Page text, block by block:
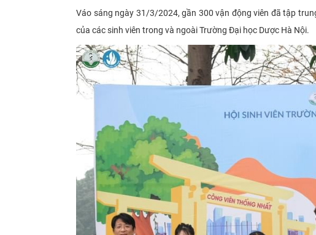
Váo sáng ngày 31/3/2024, gần 300 vận động viên đã tập
của các sinh viên trong và ngoài Trường Đại học Dược Hà Nội.